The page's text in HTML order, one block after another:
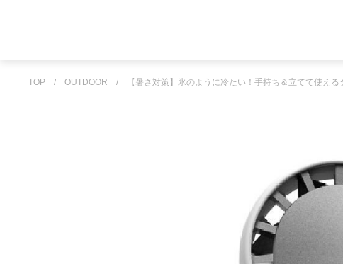
TOP / OUTDOOR / 【暑さ対策】氷のように冷たい！手持ち＆立てて使え